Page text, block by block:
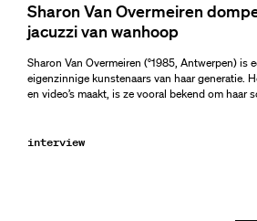
Sharon Van Overmeiren
jacuzzi van wanhoop
Sharon Van Overmeiren (°1985, Antwerpen) is
eigenzinnige kunstenaars van haar generatie.
en video’s maakt, is ze vooral bekend om haar
interview